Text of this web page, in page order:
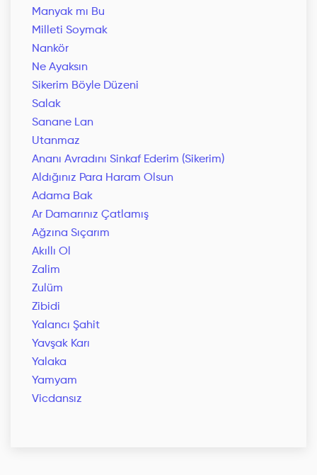
Manyak mı Bu
Milleti Soymak
Nankör
Ne Ayaksın
Sikerim Böyle Düzeni
Salak
Sanane Lan
Utanmaz
Ananı Avradını Sinkaf Ederim (Sikerim)
Aldığınız Para Haram Olsun
Adama Bak
Ar Damarınız Çatlamış
Ağzına Sıçarım
Akıllı Ol
Zalim
Zulüm
Zibidi
Yalancı Şahit
Yavşak Karı
Yalaka
Yamyam
Vicdansız